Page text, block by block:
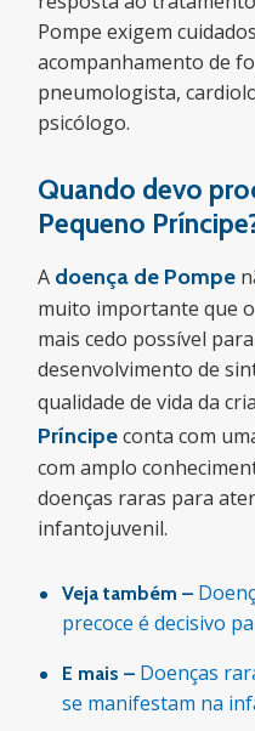
Pompe exigem
acompanhamento de
pneumologista,
psicólogo.
Quando devo
Pequeno
A doença de Pompe
muito importante que
mais cedo possível
desenvolvimento de
qualidade de vida da
Príncipeconta com
com amplo
doenças raras para
infantojuvenil.
Veja também –
precoce é decisivo
E mais – Doenças
se manifestam na